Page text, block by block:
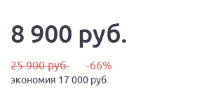
8 900 руб.
25 900 руб. -66%
экономия 17 000 руб.